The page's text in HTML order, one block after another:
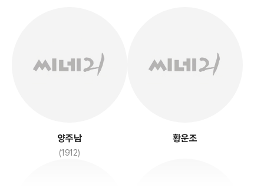
양주남
(1912)
황운조